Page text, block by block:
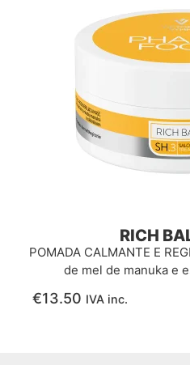
RICH
POMADA CALMANTE E
de mel de manuka e
€13.50 IVA inc.